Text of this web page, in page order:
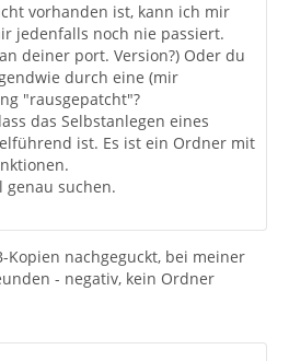
vorhanden ist, kann ich mir
jedenfalls noch nie passiert.
deiner port. Version?) Oder du
durch eine (mir
"rausgepatcht"?
das Selbstanlegen eines
ist. Es ist ein Ordner mit
genau suchen.
Kopien nachgeguckt, bei meiner
- negativ, kein Ordner